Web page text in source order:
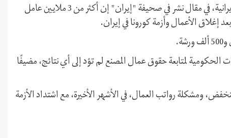
وفي وقت سابق، قال علي ربيعي، المتحدث باسم الحكومة الإيرانية، في مقال نشر في صحيفة "إيران" إن أكثر من 3 ملايين عامل
لمتابعة حقوق عمال المصنع لم تؤد إلى أي نتائج، مضيفًا
ومشكلة رواتب العمال، في الأشهر الأخيرة، مع اشتداد الأزمة